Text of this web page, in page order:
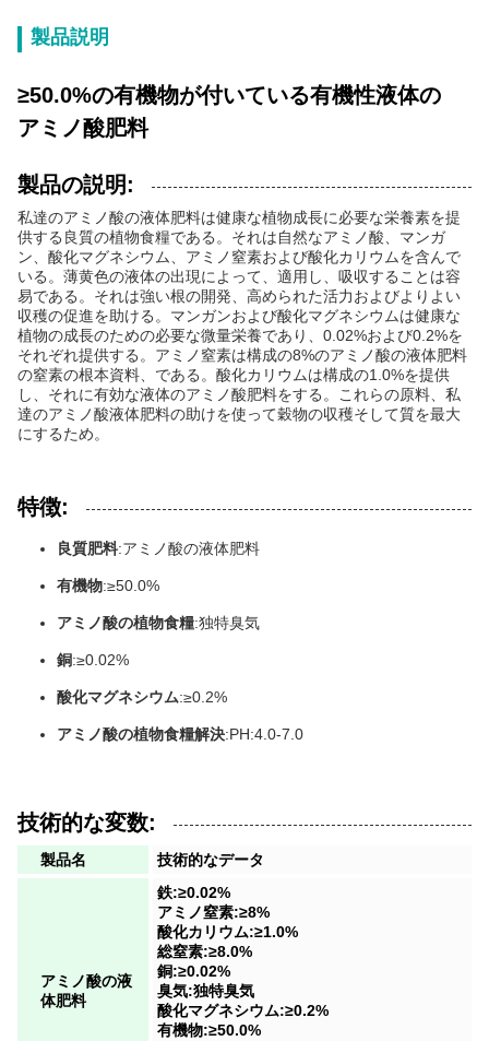
製品説明
≥50.0%の有機物が付いている有機性液体の
アミノ酸肥料
製品の説明:
私達のアミノ酸の液体肥料は健康な植物成長に必要な栄養素を提
供する良質の植物食糧である。それは自然なアミノ酸、マンガ
ン、酸化マグネシウム、アミノ窒素および酸化カリウムを含んで
いる。薄黄色の液体の出現によって、適用し、吸収することは容
易である。それは強い根の開発、高められた活力およびよりよい
収穫の促進を助ける。マンガンおよび酸化マグネシウムは健康な
植物の成長のための必要な微量栄養であり、0.02%および0.2%を
それぞれ提供する。アミノ窒素は構成の8%のアミノ酸の液体肥料
の窒素の根本資料、である。酸化カリウムは構成の1.0%を提供
し、それに有効な液体のアミノ酸肥料をする。これらの原料、私
達のアミノ酸液体肥料の助けを使って穀物の収穫そして質を最大
にするため。
特徴:
良質肥料:アミノ酸の液体肥料
有機物:≥50.0%
アミノ酸の植物食糧:独特臭気
銅:≥0.02%
酸化マグネシウム:≥0.2%
アミノ酸の植物食糧解決:PH:4.0-7.0
技術的な変数:
製品名 技術的なデータ
アミノ酸の液
体肥料
鉄:≥0.02%
アミノ窒素:≥8%
酸化カリウム:≥1.0%
総窒素:≥8.0%
銅:≥0.02%
臭気:独特臭気
酸化マグネシウム:≥0.2%
有機物:≥50.0%